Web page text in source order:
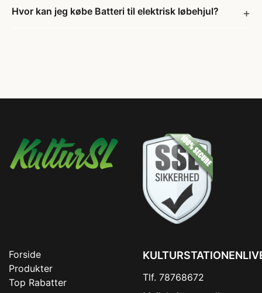
Hvor kan jeg købe Batteri til elektrisk løbehjul?
Forside
Produkter
Top Rabatter
Tlf. 78768672